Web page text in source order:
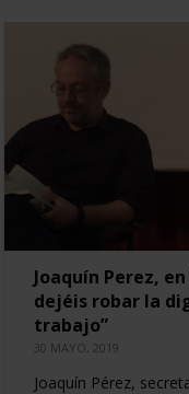
Joaquín Perez,
dejéis robar la
trabajo”
30 MAYO, 2019
Joaquín Pérez,